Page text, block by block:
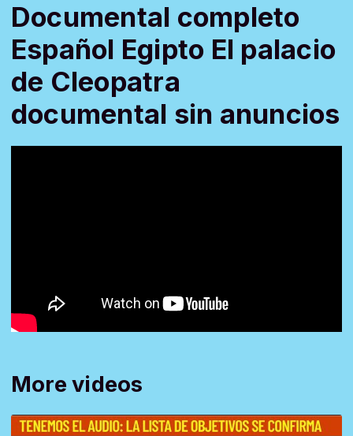
Documental completo
Español Egipto El palacio
de Cleopatra
documental sin anuncios
More videos